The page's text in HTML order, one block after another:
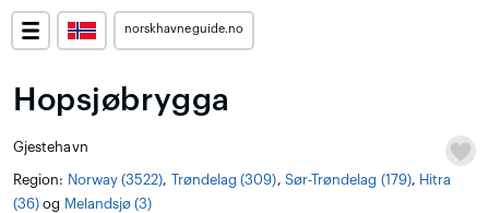
norskhavneguide.no
Hopsjøbrygga
Gjestehavn
Region: Norway (3522), Trøndelag (309), Sør-Trøndelag (179), Hitra
(36) og Melandsjø (3)